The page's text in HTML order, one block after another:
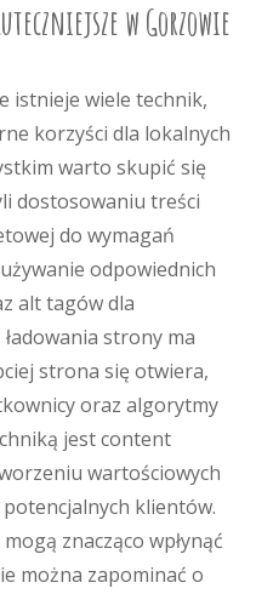
w Gorzowie
istnieje wiele technik,
korzyści dla lokalnych
warto skupić się
dostosowaniu treści
do wymagań
odpowiednich
alt tagów dla
strony ma
strona się otwiera,
oraz algorytmy
jest content
wartościowych
klientów.
znacząco wpłynąć
można zapominać o